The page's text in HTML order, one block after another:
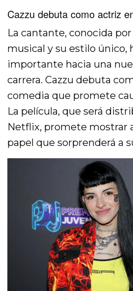
Cazzu debuta como actriz
La cantante, conocida
musical y su estilo único,
importante hacia una
carrera. Cazzu debuta
comedia que promete
La película, que será
Netflix, promete mostrar
papel que sorprenderá a